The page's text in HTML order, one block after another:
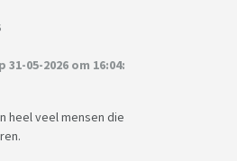
05-2026 om 16:04:
heel veel mensen die